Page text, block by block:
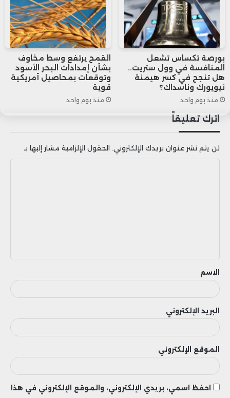
بورصة تكساس تشعل
المنافسة في وول ستريت..
هل تنجح في كسر هيمنة
نيويورك وناسداك؟
منذ يوم واحد
القمح يرتفع وسط مخاوف
بشأن إمدادات البحر الأسود
وتوقعات بمحاصيل أمريكية
قوية
منذ يوم واحد
اترك تعليقاً
لن يتم نشر عنوان بريدك الإلكتروني. الحقول الإلزامية مشار إليها بـ
ق
الاسم
البريد الإلكتروني
الموقع الإلكتروني
احفظ اسمي، بريدي الإلكتروني، والموقع الإلكتروني في هذا